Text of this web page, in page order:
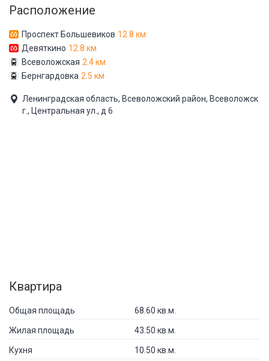
Расположение
Проспект Большевиков 12.8 км
Девяткино 12.8 км
Всеволожская 2.4 км
Бернгардовка 2.5 км
Ленинградская область, Всеволожский район, Всеволожск
г., Центральная ул., д 6
Квартира
Общая площадь 68.60 кв.м.
Жилая площадь 43.50 кв.м.
Кухня 10.50 кв.м.